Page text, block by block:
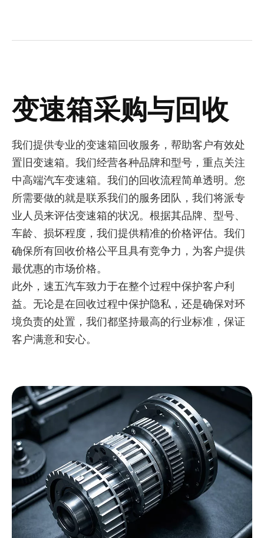
变速箱采购与回收
我们提供专业的变速箱回收服务，帮助客户有效处
置旧变速箱。我们经营各种品牌和型号，重点关注
中高端汽车变速箱。我们的回收流程简单透明。您
所需要做的就是联系我们的服务团队，我们将派专
业人员来评估变速箱的状况。根据其品牌、型号、
车龄、损坏程度，我们提供精准的价格评估。我们
确保所有回收价格公平且具有竞争力，为客户提供
最优惠的市场价格。
此外，速五汽车致力于在整个过程中保护客户利
益。无论是在回收过程中保护隐私，还是确保对环
境负责的处置，我们都坚持最高的行业标准，保证
客户满意和安心。